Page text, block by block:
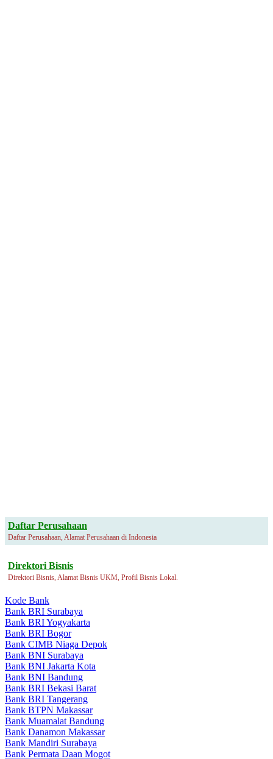
Daftar Perusahaan
Daftar Perusahaan, Alamat Perusahaan di Indonesia
Direktori Bisnis
Direktori Bisnis, Alamat Bisnis UKM, Profil Bisnis Lokal.
Kode Bank
Bank BRI Surabaya
Bank BRI Yogyakarta
Bank BRI Bogor
Bank CIMB Niaga Depok
Bank BNI Surabaya
Bank BNI Jakarta Kota
Bank BNI Bandung
Bank BRI Bekasi Barat
Bank BRI Tangerang
Bank BTPN Makassar
Bank Muamalat Bandung
Bank Danamon Makassar
Bank Mandiri Surabaya
Bank Permata Daan Mogot